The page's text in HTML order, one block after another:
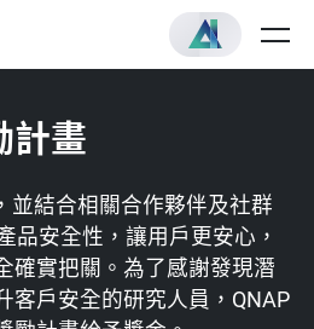
計畫
並結合相關合作夥伴及社群
品安全性，讓用戶更安心，
確實把關。為了感謝發現潛
客戶安全的研究人員，QNAP